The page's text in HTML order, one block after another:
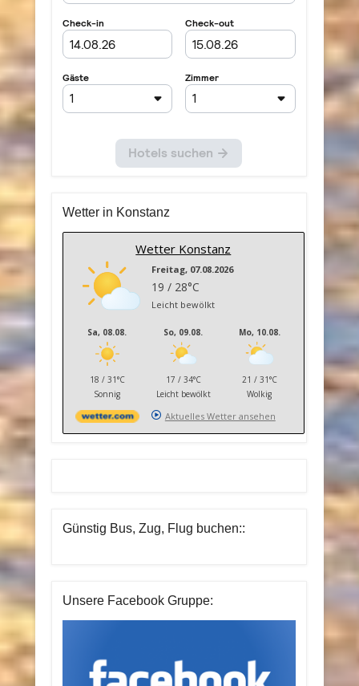
Wetter in Konstanz
Wetter Konstanz
Freitag, 07.08.2026
19 / 28°C
Leicht bewölkt
Sa, 08.08.
18 / 31°C
Sonnig
So, 09.08.
17 / 34°C
Leicht bewölkt
Mo, 10.08.
21 / 31°C
Wolkig
Aktuelles Wetter ansehen
Günstig Bus, Zug, Flug buchen::
Unsere Facebook Gruppe: